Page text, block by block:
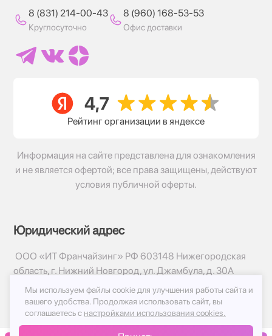
8 (831) 214-00-43
Круглосуточно
8 (960) 168-53-53
Офис доставки
Рейтинг организации в яндексе
Информация на сайте представлена для ознакомления
и не является офертой; все права защищены, действуют
условия публичной оферты.
Юридический адрес
ООО «ИТ Франчайзинг» РФ 603148 Нижегородская
область, г. Нижний Новгород, ул. Джамбула, д. 30А
© 2017-2026г, База Цветов 24.ру
Политика конфиденциальности
Публичная оферта
Мы используем файлы cookie для улучшения работы сайта и
вашего удобства. Продолжая использовать сайт, вы
соглашаетесь с настройками использования cookies.